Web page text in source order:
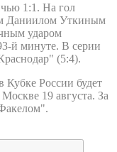
1:1. На гол
Даниилом Уткиным
ударом
й минуте. В серии
(5:4).
России будет
19 августа. За